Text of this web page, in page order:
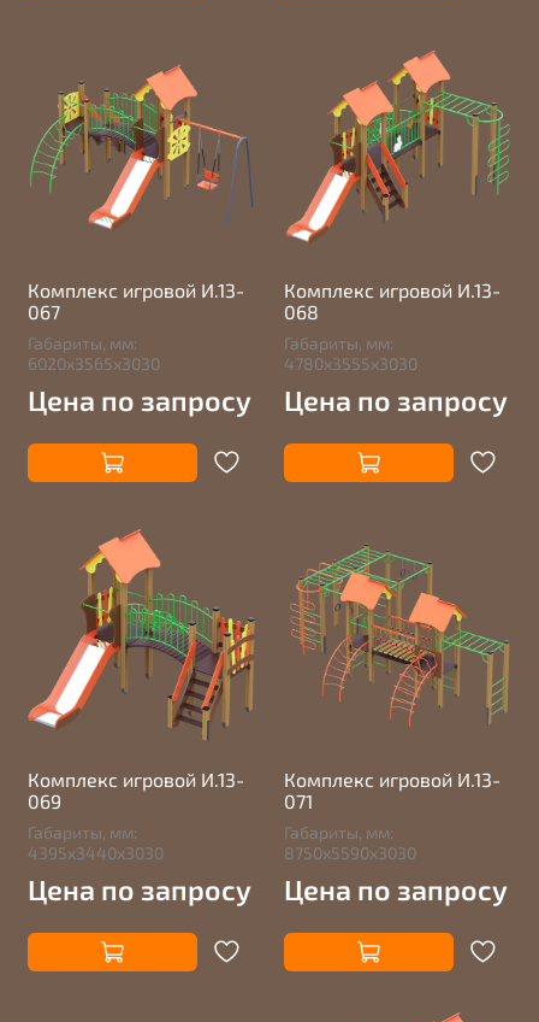
Комплекс игровой И.13-
067
Габариты, мм:
6020х3565х3030
Цена по запросу
Комплекс игровой И.13-
068
Габариты, мм:
4780х3555х3030
Цена по запросу
Комплекс игровой И.13-
069
Габариты, мм:
4395х3440х3030
Цена по запросу
Комплекс игровой И.13-
071
Габариты, мм:
8750х5590х3030
Цена по запросу